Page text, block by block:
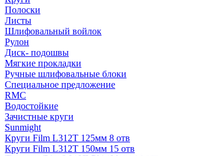
Полоски
Листы
Шлифовальный войлок
Рулон
Диск- подошвы
Мягкие прокладки
Ручные шлифовальные блоки
Специальное предложение
RMC
Водостойкие
Зачистные круги
Sunmight
Круги Film L312T 125мм 8 отв
Круги Film L312T 150мм 15 отв